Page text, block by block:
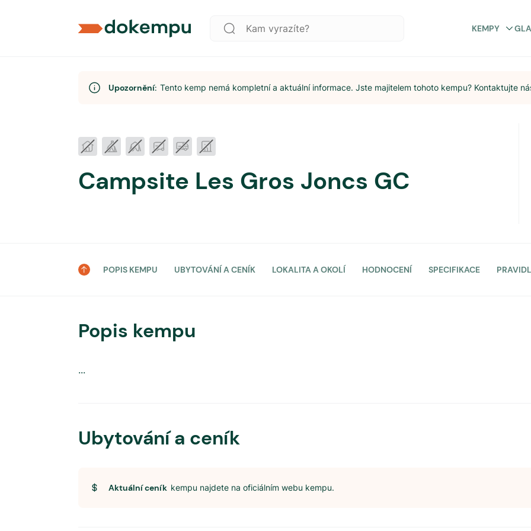
KEMPY
Upozornění: Tento kemp nemá kompletní a aktuální informace. Jste majitelem tohoto kempu? Kontaktujte
Campsite Les Gros Joncs GC
POPIS KEMPU UBYTOVÁNÍ A CENÍK LOKALITA A OKOLÍ HODNOCENÍ SPECIFIKACE
Popis kempu
...
Ubytování a ceník
Aktuální ceník kempu najdete na oficiálním webu kempu.